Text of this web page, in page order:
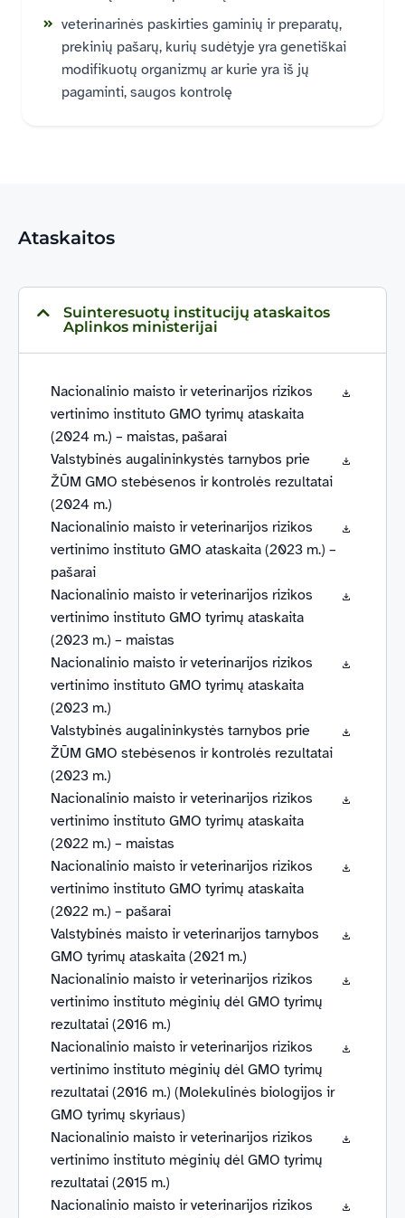
veterinarinės paskirties gaminių ir preparatų,
prekinių pašarų, kurių sudėtyje yra genetiškai
modifikuotų organizmų ar kurie yra iš jų
pagaminti, saugos kontrolę
Ataskaitos
Suinteresuotų institucijų ataskaitos
Aplinkos ministerijai
Nacionalinio maisto ir veterinarijos rizikos
vertinimo instituto GMO tyrimų ataskaita
(2024 m.) – maistas, pašarai
Valstybinės augalininkystės tarnybos prie
ŽŪM GMO stebėsenos ir kontrolės rezultatai
(2024 m.)
Nacionalinio maisto ir veterinarijos rizikos
vertinimo instituto GMO ataskaita (2023 m.) –
pašarai
Nacionalinio maisto ir veterinarijos rizikos
vertinimo instituto GMO tyrimų ataskaita
(2023 m.) – maistas
Nacionalinio maisto ir veterinarijos rizikos
vertinimo instituto GMO tyrimų ataskaita
(2023 m.)
Valstybinės augalininkystės tarnybos prie
ŽŪM GMO stebėsenos ir kontrolės rezultatai
(2023 m.)
Nacionalinio maisto ir veterinarijos rizikos
vertinimo instituto GMO tyrimų ataskaita
(2022 m.) – maistas
Nacionalinio maisto ir veterinarijos rizikos
vertinimo instituto GMO tyrimų ataskaita
(2022 m.) – pašarai
Valstybinės maisto ir veterinarijos tarnybos
GMO tyrimų ataskaita (2021 m.)
Nacionalinio maisto ir veterinarijos rizikos
vertinimo instituto mėginių dėl GMO tyrimų
rezultatai (2016 m.)
Nacionalinio maisto ir veterinarijos rizikos
vertinimo instituto mėginių dėl GMO tyrimų
rezultatai (2016 m.) (Molekulinės biologijos ir
GMO tyrimų skyriaus)
Nacionalinio maisto ir veterinarijos rizikos
vertinimo instituto mėginių dėl GMO tyrimų
rezultatai (2015 m.)
Nacionalinio maisto ir veterinarijos rizikos